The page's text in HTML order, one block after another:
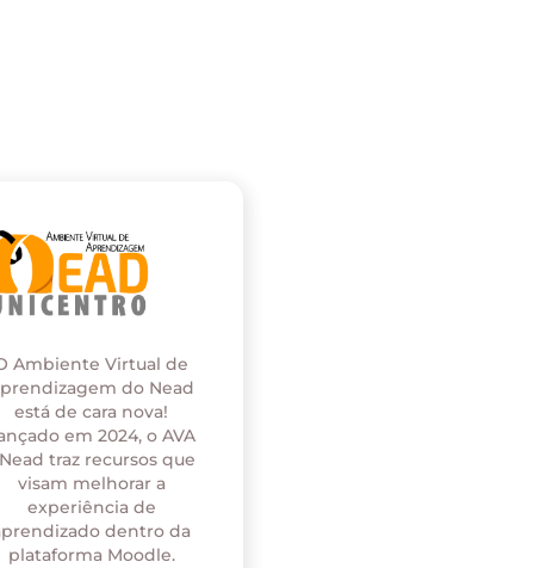
Ambiente Virtual de
do Nead
está de cara nova!
em 2024, o AVA
traz recursos que
visam melhorar a
experiência de
dentro da
plataforma Moodle.